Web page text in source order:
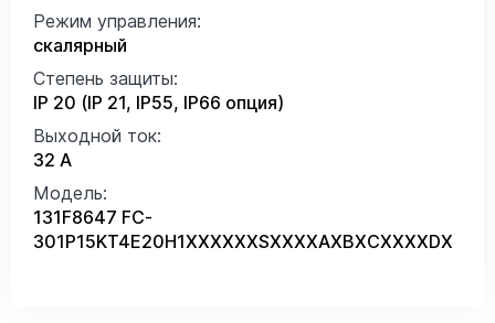
Режим управления:
скалярный
Степень защиты:
IP 20 (IP 21, IP55, IP66 опция)
Выходной ток:
32 А
Модель:
131F8647 FC-
301P15KT4E20H1XXXXXXSXXXXAXBXCXXXXDX